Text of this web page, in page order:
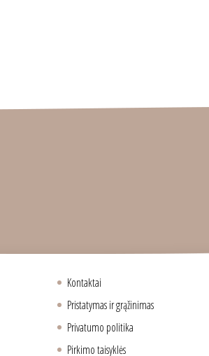
Kontaktai
Pristatymas ir grąžinimas
Privatumo politika
Pirkimo taisyklės